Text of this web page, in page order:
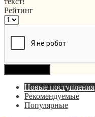
Рейтинг
Новые поступления
Рекомендуемые
Популярные